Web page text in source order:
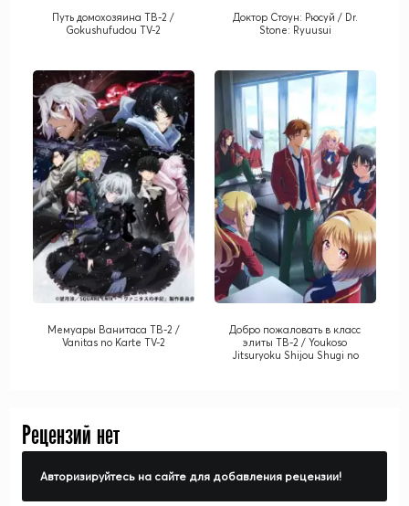
Путь домохозяина ТВ-2 /
Gokushufudou TV-2
Доктор Стоун: Рюсуй / Dr.
Stone: Ryuusui
Мемуары Ванитаса ТВ-2 /
Vanitas no Karte TV-2
Добро пожаловать в класс
элиты ТВ-2 / Youkoso
Jitsuryoku Shijou Shugi no
Рецензий нет
Авторизируйтесь на сайте для добавления рецензии!